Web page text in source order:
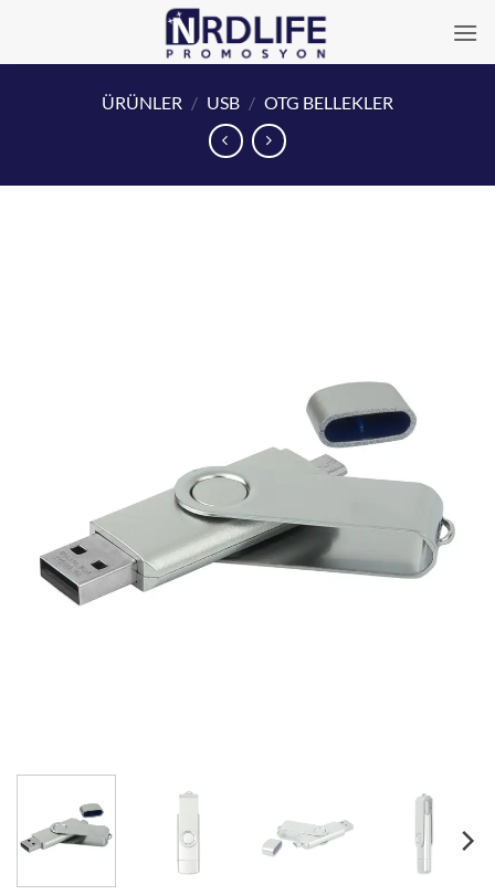
ÜRÜNLER / USB / OTG BELLEKLER